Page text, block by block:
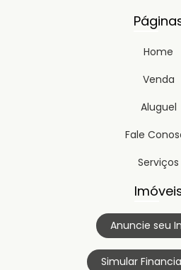
Home
Venda
Aluguel
Fale
Serviços
Anuncie seu
Simular